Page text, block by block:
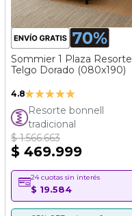
Sommier 1 Plaza Resorte
Telgo Dorado (080x190)
4.8Valoración:
96%
Resorte bonnell
tradicional
$ 1.566.663
$ 469.999
24 cuotas sin interés
$ 19.584